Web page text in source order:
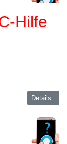
Hilfe
Details